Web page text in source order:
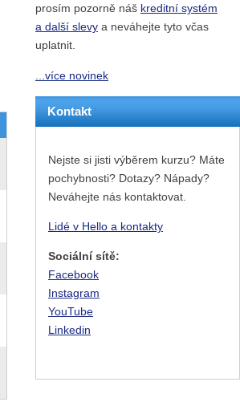
prosím pozorně náš kreditní systém
a další slevy a neváhejte tyto včas
uplatnit.
...více novinek
Kontakt
Nejste si jisti výběrem kurzu? Máte
pochybnosti? Dotazy? Nápady?
Neváhejte nás kontaktovat.
Lidé v Hello a kontakty
Sociální sítě:
Facebook
Instagram
YouTube
Linkedin